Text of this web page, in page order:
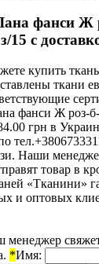
фанси Ж
с
купить ткань
ткани
фанси Ж роз-
грн в
Наши
товар в
«Тканини»
и оптовых
менеджер
*Имя: